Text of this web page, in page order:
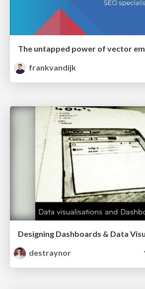
The untapped power of vector
frankvandijk
destraynor